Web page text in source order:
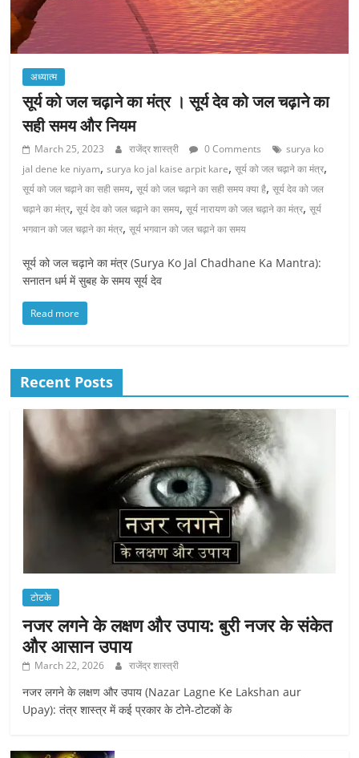
अध्यात्म
सूर्य को जल चढ़ाने का मंत्र । सूर्य देव को जल चढ़ाने का
सही समय और नियम
March 25, 2023 राजेंद्र शास्त्री 0 Comments
surya ko
jal dene ke niyam,surya ko jal kaise arpit kare,सूर्य को जल चढ़ाने का मंत्र,
सूर्य को जल चढ़ाने का सही समय,सूर्य को जल चढ़ाने का सही समय क्या है,सूर्य देव को जल
चढ़ाने का मंत्र,सूर्य देव को जल चढ़ाने का समय,सूर्य नारायण को जल चढ़ाने का मंत्र,सूर्य
भगवान को जल चढ़ाने का मंत्र,सूर्य भगवान को जल चढ़ाने का समय
सूर्य को जल चढ़ाने का मंत्र (Surya Ko Jal Chadhane Ka Mantra):
सनातन धर्म में सुबह के समय सूर्य देव
Read more
Recent Posts
टोटके
नजर लगने के लक्षण और उपाय: बुरी नजर के संकेत
और आसान उपाय
March 22, 2026 राजेंद्र शास्त्री
नजर लगने के लक्षण और उपाय (Nazar Lagne Ke Lakshan aur
Upay): तंत्र शास्त्र में कई प्रकार के टोने-टोटकों के